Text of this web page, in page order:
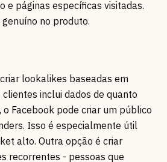
e páginas específicas visitadas.
no produto.
lookalikes baseadas em
clientes inclui dados de quanto
o Facebook pode criar um público
Isso é especialmente útil
alto. Outra opção é criar
recorrentes - pessoas que